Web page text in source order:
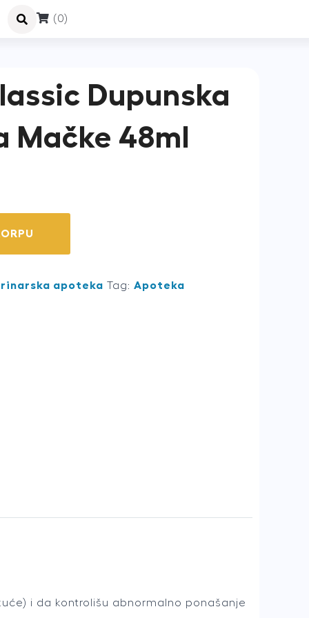
(0)
Dupunska
Mačke 48ml
apoteka Tag: Apoteka
i da kontrolišu abnormalno ponašanje